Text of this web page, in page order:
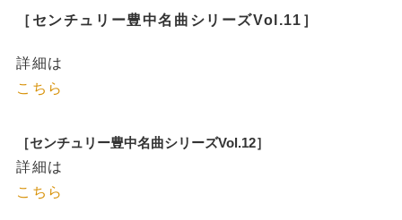
［センチュリー豊中名曲シリーズVol.11］
詳細は
こちら
［センチュリー豊中名曲シリーズVol.12］
詳細は
こちら